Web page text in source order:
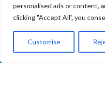
personalised ads or content,
clicking "Accept All", you
Customise
Ai intrebări? Sună la:
ARTICOLE RECENTE
0